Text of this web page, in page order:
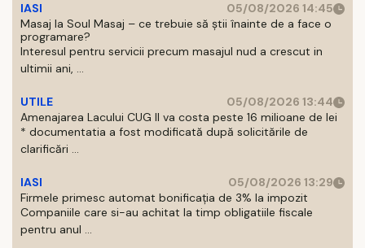
IASI
05/08/2026 14:45
Masaj la Soul Masaj – ce trebuie să știi înainte de a face o
programare?
Interesul pentru servicii precum masajul nud a crescut in
ultimii ani, ...
UTILE
05/08/2026 13:44
Amenajarea Lacului CUG II va costa peste 16 milioane de lei
* documentatia a fost modificată după solicitările de
clarificări ...
IASI
05/08/2026 13:29
Firmele primesc automat bonificația de 3% la impozit
Companiile care si-au achitat la timp obligatiile fiscale
pentru anul ...